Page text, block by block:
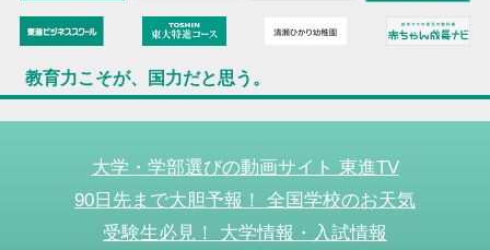
教育力こそが、国力だと思う。
大学・学部選びの動画サイト 東進TV
90日先まで大胆予報！ 全国学校のお天気
受験生必見！ 大学情報・入試情報